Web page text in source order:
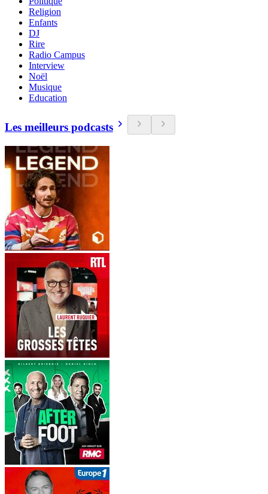
Religion
Enfants
DJ
Rire
Radio Campus
Interview
Noël
Musique
Education
Les meilleurs podcasts